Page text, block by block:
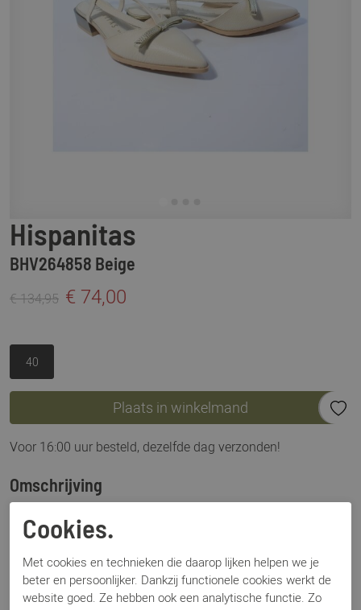
Hispanitas
BHV264858 Beige
€ 134,95 € 74,00
40
Plaats in winkelmand
Voor 16:00 uur besteld, dezelfde dag verzonden!
Omschrijving
met brons, een match die echt overal bij past. Deze
mooie Spaanse merk Hispanitas. Een klein hakje en de
spitse neus zorgen voor een vrouwelijke look. Het schattige
Cookies.
Met cookies en technieken die daarop lijken helpen we je
beter en persoonlijker. Dankzij functionele cookies werkt de
website goed. Ze hebben ook een analytische functie. Zo